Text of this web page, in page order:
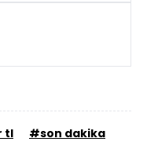
tl #son dakika